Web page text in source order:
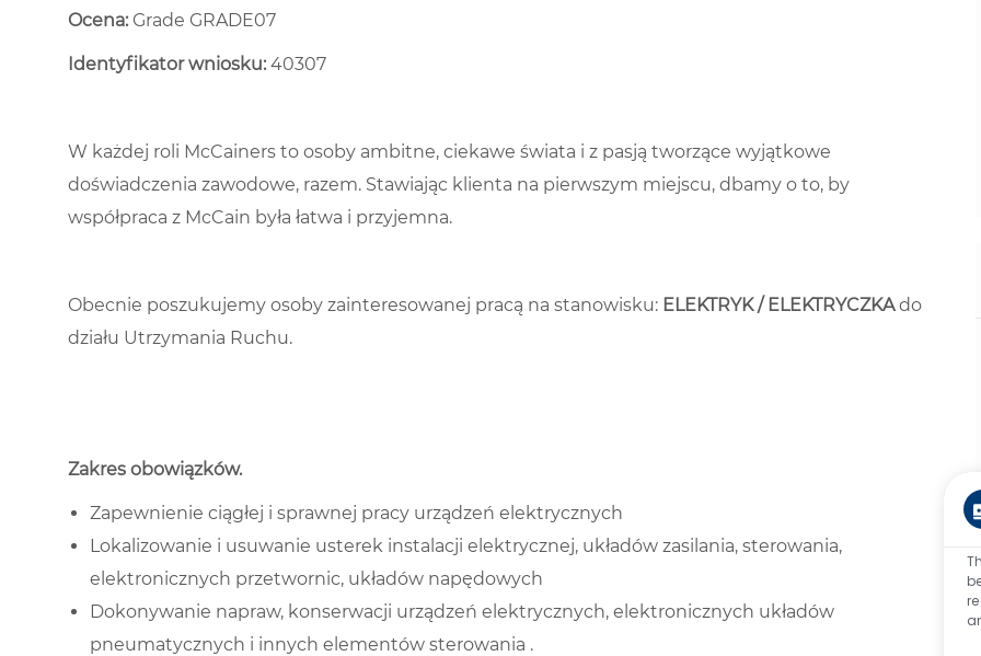
Ocena: Grade GRADE07
Identyfikator wniosku:40307
W każdej roli McCainers to osoby ambitne, ciekawe świata i z pasją tworzące wyjątkowe
doświadczenia zawodowe, razem. Stawiając klienta na pierwszym miejscu, dbamy o to, by
współpraca z McCain była łatwa i przyjemna.
Obecnie poszukujemy osoby zainteresowanej pracą na stanowisku: ELEKTRYK/ ELEKTRYCZKAdo
działu Utrzymania Ruchu.
Zakres obowiązków.
Zapewnienie ciągłej i sprawnej pracy urządzeń elektrycznych
Lokalizowanie i usuwanie usterek instalacji elektrycznej, układów zasilania, sterowania,
elektronicznych przetwornic, układów napędowych
Dokonywanie napraw, konserwacji urządzeń elektrycznych, elektronicznych układów
pneumatycznych i innych elementów sterowania .